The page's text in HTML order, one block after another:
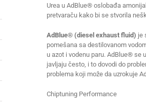
Urea u AdBlue® oslobađa
pretvaraču kako bi se stvorila
AdBlue® (diesel exhaust fluid) je
pomešana sa destilovanom
u azot i vodenu paru. AdBlue® se
javljaju često, i to dovodi do
problema koji može da uzrokuje
Chiptuning Performance